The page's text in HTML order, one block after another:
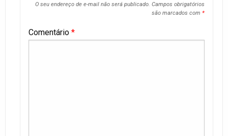
O seu endereço de e-mail não será publicado. Campos obrigatórios
são marcados com *
Comentário *